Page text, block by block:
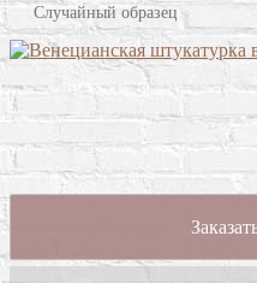
Случайный образец